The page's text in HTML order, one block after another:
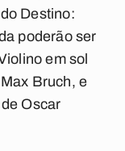
Destino:
poderão ser
em sol
Bruch, e
Oscar